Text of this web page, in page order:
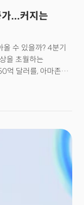
...커지는
수 있을까? 4분기
을 초월하는
억 달러를, 아마존은
메타의 1350억
고 있다는 점이다.
재나 유틸리티에
들 기업들의
금은 빚으로
발행이 1080억
년간 기술 섹터에서
분석이다. 아무도